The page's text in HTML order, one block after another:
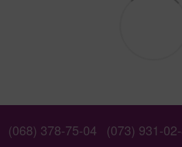
(068) 378-75-04 (073) 931-